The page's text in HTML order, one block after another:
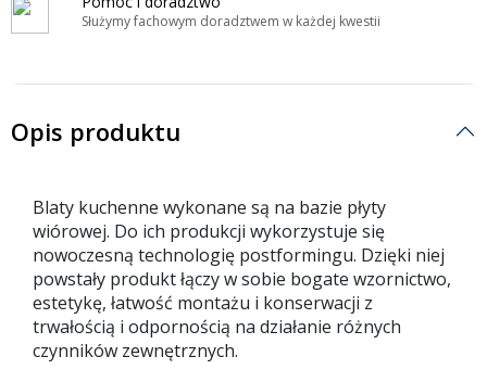
Służymy fachowym doradztwem w każdej kwestii
Opis produktu
Blaty kuchenne wykonane są na bazie płyty
wiórowej. Do ich produkcji wykorzystuje się
nowoczesną technologię postformingu. Dzięki niej
powstały produkt łączy w sobie bogate wzornictwo,
estetykę, łatwość montażu i konserwacji z
trwałością i odpornością na działanie różnych
czynników zewnętrznych.